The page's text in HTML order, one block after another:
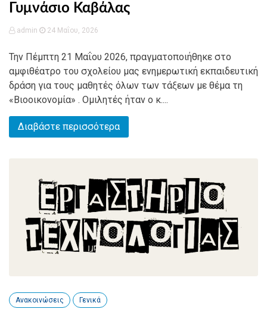
Γυμνάσιο Καβάλας
admin 24 Μαΐου, 2026
Την Πέμπτη 21 Μαΐου 2026, πραγματοποιήθηκε στο
αμφιθέατρο του σχολείου μας ενημερωτική εκπαιδευτική
δράση για τους μαθητές όλων των τάξεων με θέμα τη
«Βιοοικονομία» . Ομιλητές ήταν ο κ....
Διαβάστε περισσότερα
Ανακοινώσεις Γενικά